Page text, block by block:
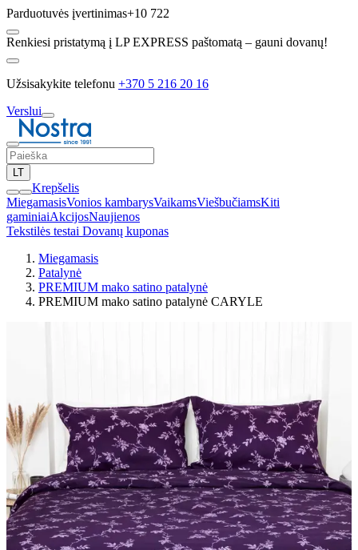
Parduotuvės įvertinimas+10 722
Renkiesi pristatymą į LP EXPRESS paštomatą – gauni dovanų!
Užsisakykite telefonu +370 5 216 20 16
Verslui
LT
Krepšelis
MiegamasisVonios kambarysVaikamsViešbučiamsKiti
gaminiaiAkcijosNaujienos
Tekstilės testai Dovanų kuponas
Miegamasis
Patalynė
PREMIUM mako satino patalynė
PREMIUM mako satino patalynė CARYLE